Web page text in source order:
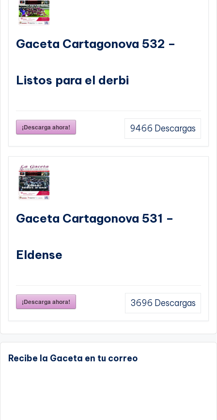
Gaceta Cartagonova 532 –
Listos para el derbi
¡Descarga ahora! 9466 Descargas
Gaceta Cartagonova 531 –
Eldense
¡Descarga ahora! 3696 Descargas
Recibe la Gaceta en tu correo